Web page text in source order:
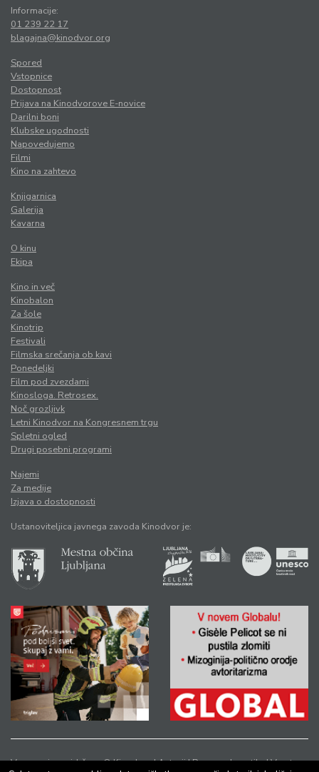
Informacije:
01 239 22 17
blagajna@kinodvor.org
Spored
Vstopnice
Dostopnost
Prijava na Kinodvorove E-novice
Darilni boni
Klubske ugodnosti
Napovedujemo
Filmi
Kino na zahtevo
Knjigarnica
Galerija
Kavarna
O kinu
Ekipa
Kino in več
Kinobalon
Za šole
Kinotrip
Festivali
Filmska srečanja ob kavi
Ponedeljki
Film pod zvezdami
Kinosloga. Retrosex.
Noč grozljivk
Letni Kinodvor na Kongresnem trgu
Spletni ogled
Drugi posebni programi
Najemi
Za medije
Izjava o dostopnosti
Ustanoviteljica javnega zavoda Kinodvor je:
Vse pravice pridržane © Kinodvor |Avtorji|Pravno obvestilo|Varstvo